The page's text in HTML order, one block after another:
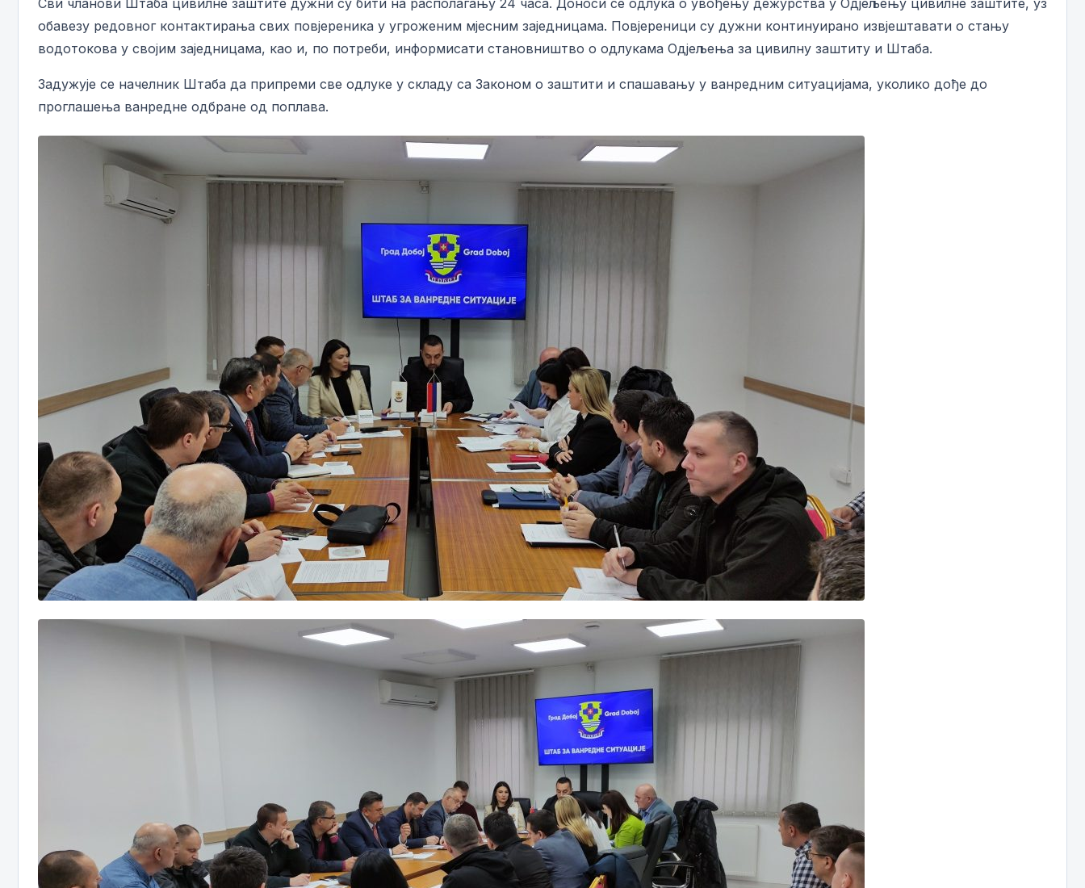
Сви чланови Штаба цивилне заштите дужни су бити на располагању 24 часа. Доноси се одлука о увођењу дежурства у Одјељењу цивилне заштите, уз
обавезу редовног контактирања свих повјереника у угроженим мјесним заједницама. Повјереници су дужни континуирано извјештавати о стању
водотокова у својим заједницама, као и, по потреби, информисати становништво о одлукама Одјељења за цивилну заштиту и Штаба.
Задужује се начелник Штаба да припреми све одлуке у складу са Законом о заштити и спашавању у ванредним ситуацијама, уколико дође до
проглашења ванредне одбране од поплава.